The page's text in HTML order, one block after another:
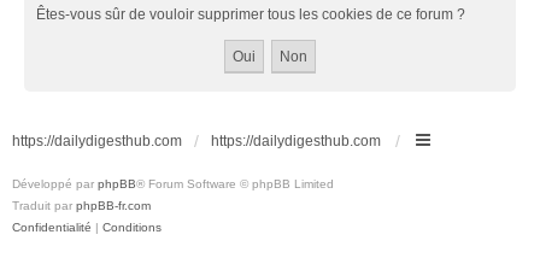
Êtes-vous sûr de vouloir supprimer tous les cookies de ce forum ?
https://dailydigesthub.com https://dailydigesthub.com
Développé par phpBB® Forum Software © phpBB Limited
Traduit par phpBB-fr.com
Confidentialité | Conditions